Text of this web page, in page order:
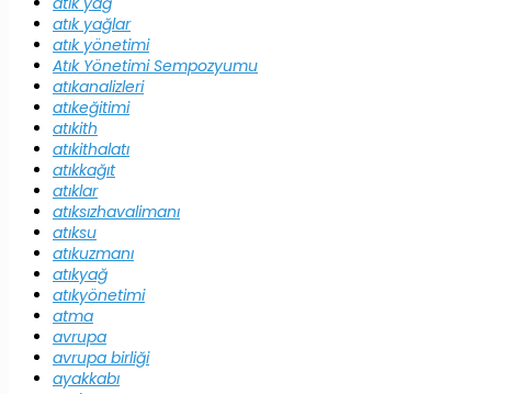
atık yağlar
atık yönetimi
Atık Yönetimi Sempozyumu
atıkanalizleri
atıkeğitimi
atıkith
atıkithalatı
atıkkağıt
atıklar
atıksızhavalimanı
atıksu
atıkuzmanı
atıkyağ
atıkyönetimi
atma
avrupa
avrupa birliği
ayakkabı